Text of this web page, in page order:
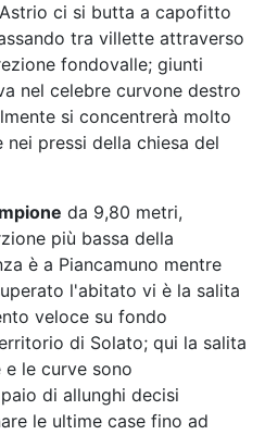
ci si butta a capofitto
tra villette attraverso
fondovalle; giunti
nel celebre curvone destro
si concentrerà molto
pressi della chiesa del
da 9,80 metri,
più bassa della
è a Piancamuno mentre
l'abitato vi è la salita
veloce su fondo
di Solato; qui la salita
le curve sono
di allunghi decisi
le ultime case fino ad